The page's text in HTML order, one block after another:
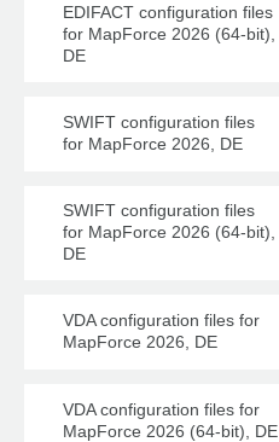
EDIFACT configuration files
for MapForce 2026 (64-bit),
DE
SWIFT configuration files
for MapForce 2026, DE
SWIFT configuration files
for MapForce 2026 (64-bit),
DE
VDA configuration files for
MapForce 2026, DE
VDA configuration files for
MapForce 2026 (64-bit), DE